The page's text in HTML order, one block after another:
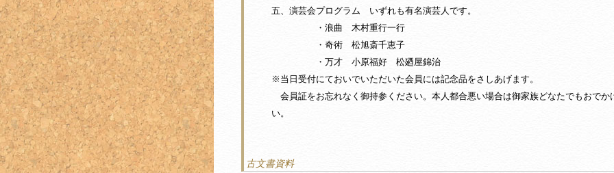
五、演芸会プログラム いずれも有名演芸人です。
・浪曲 木村重行一行
・奇術 松旭斎千恵子
・万才 小原福好 松廼屋錦治
※当日受付にておいでいただいた会員には記念品をさしあげます。
会員証をお忘れなく御持参ください。本人都合悪い場合は御家族どなたでもおでか
い。
古文書資料